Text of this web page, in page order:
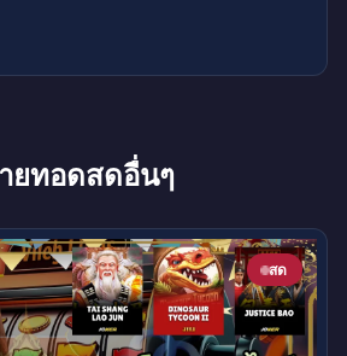
ยทอดสดอื่นๆ
สด